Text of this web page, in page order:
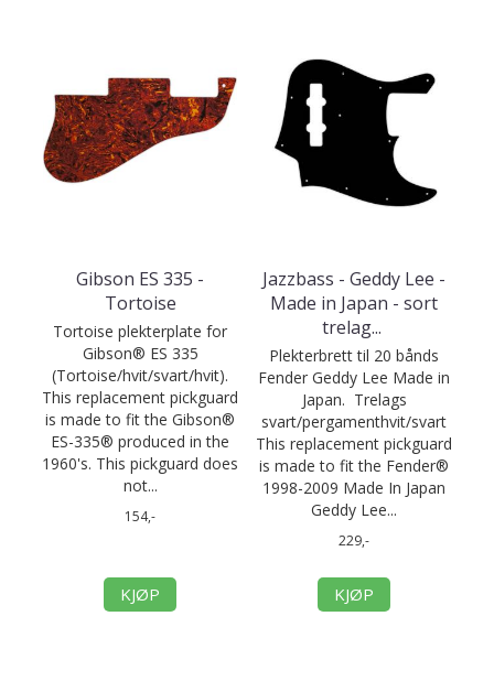
Gibson ES 335 -
Tortoise
Tortoise plekterplate for
Gibson® ES 335
(Tortoise/hvit/svart/hvit).
This replacement pickguard
is made to fit the Gibson®
ES-335® produced in the
1960's. This pickguard does
not...
154,-
KJØP
Jazzbass - Geddy Lee -
Made in Japan - sort
trelag...
Plekterbrett til 20 bånds
Fender Geddy Lee Made in
Japan. Trelags
svart/pergamenthvit/svart
This replacement pickguard
is made to fit the Fender®
1998-2009 Made In Japan
Geddy Lee...
229,-
KJØP